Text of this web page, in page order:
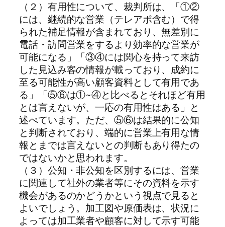
（２）有用性について、裁判所は、「①②
には、継続的な営業（テレアポ含む）で得
られた補足情報が含まれており、無差別に
電話・訪問営業をするより効率的な営業が
可能になる」「③④には関心を持って来訪
した見込み客の情報が載っており、成約に
至る可能性が高い顧客資料として有用であ
る」「⑤⑥は①~④と比べるとそれほど有用
とは言えないが、一応の有用性はある」と
述べています。ただ、⑤⑥は結果的に公知
と判断されており、端的に営業上有用な情
報とまでは言えないとの判断もあり得たの
ではないかと思われます。
（３）公知・非公知を区別するには、営業
に関連して社外の業者等にその資料を示す
機会があるのかどうかという視点で見ると
よいでしょう。加工図や原価表は、状況に
よっては加工業者や顧客に対して示す可能